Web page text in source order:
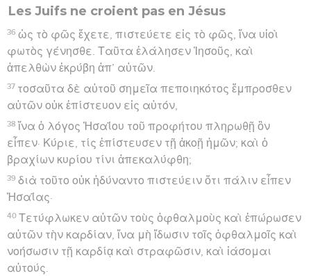
Les Juifs ne croient pas en Jésus
36 ὡς τὸ φῶς ἔχετε, πιστεύετε εἰς τὸ φῶς, ἵνα υἱοὶ
φωτὸς γένησθε. Ταῦτα ἐλάλησεν Ἰησοῦς, καὶ
ἀπελθὼν ἐκρύβη ἀπ’ αὐτῶν.
37 τοσαῦτα δὲ αὐτοῦ σημεῖα πεποιηκότος ἔμπροσθεν
αὐτῶν οὐκ ἐπίστευον εἰς αὐτόν,
38 ἵνα ὁ λόγος Ἠσαΐου τοῦ προφήτου πληρωθῇ ὃν
εἶπεν· Κύριε, τίς ἐπίστευσεν τῇ ἀκοῇ ἡμῶν; καὶ ὁ
βραχίων κυρίου τίνι ἀπεκαλύφθη;
39 διὰ τοῦτο οὐκ ἠδύναντο πιστεύειν ὅτι πάλιν εἶπεν
Ἠσαΐας·
40 Τετύφλωκεν αὐτῶν τοὺς ὀφθαλμοὺς καὶ ἐπώρωσεν
αὐτῶν τὴν καρδίαν, ἵνα μὴ ἴδωσιν τοῖς ὀφθαλμοῖς καὶ
νοήσωσιν τῇ καρδίᾳ καὶ στραφῶσιν, καὶ ἰάσομαι
αὐτούς.